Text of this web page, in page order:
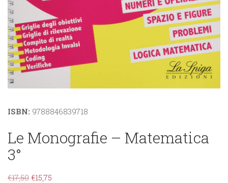
ISBN: 9788846839718
Le Monografie – Matematica
3°
€17,50 €15,75